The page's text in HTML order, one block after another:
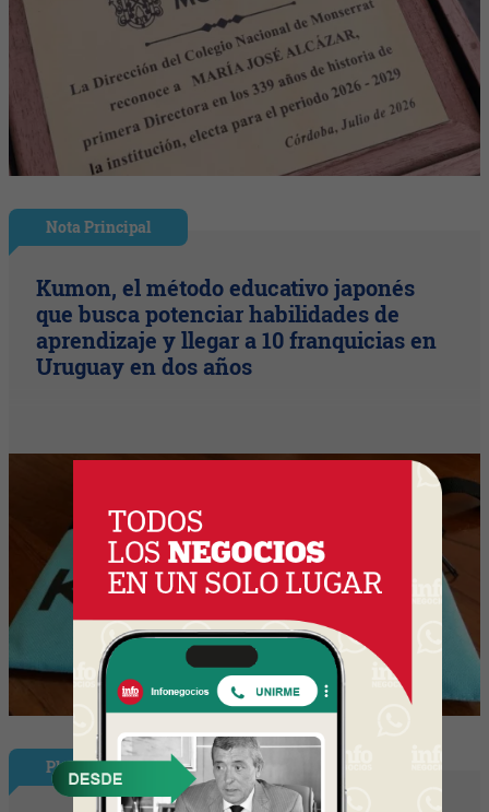
Nota Principal
Kumon, el método educativo japonés
que busca potenciar habilidades de
aprendizaje y llegar a 10 franquicias en
Uruguay en dos años
Plus